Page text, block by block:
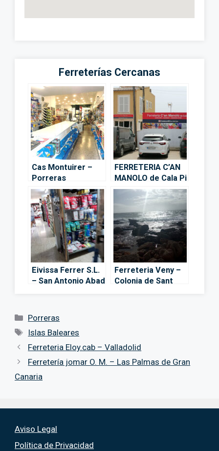
Ferreterías Cercanas
Cas Montuirer –
Porreras
FERRETERIA C’AN
MANOLO de Cala Pi
– Cala Pi
Eivissa Ferrer S.L.
– San Antonio Abad
Ferreteria Veny –
Colonia de Sant
Categorías
Porreras
Etiquetas
Islas Baleares
Ferreteria Eloy.cab – Valladolid
Ferretería jomar O. M. – Las Palmas de Gran
Canaria
Aviso Legal
Política de Privacidad